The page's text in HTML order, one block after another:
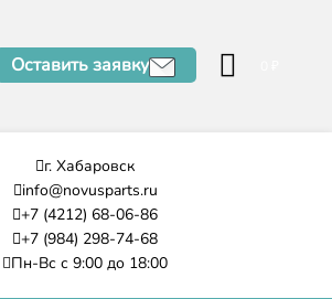
Оставить заявку
г. Хабаровск
info@novusparts.ru
+7 (4212) 68-06-86
+7 (984) 298-74-68
Пн-Вс с 9:00 до 18:00